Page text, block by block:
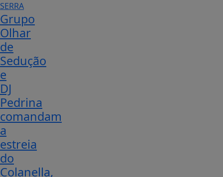
SERRA
Grupo
Olhar
de
Sedução
e
DJ
Pedrina
comandam
a
estreia
do
Colanella,